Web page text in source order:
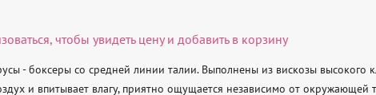
, чтобы увидеть цену и добавить в корзину
- боксеры со средней линии талии. Выполнены из вискозы высокого
и впитывает влагу, приятно ощущается независимо от окружающей